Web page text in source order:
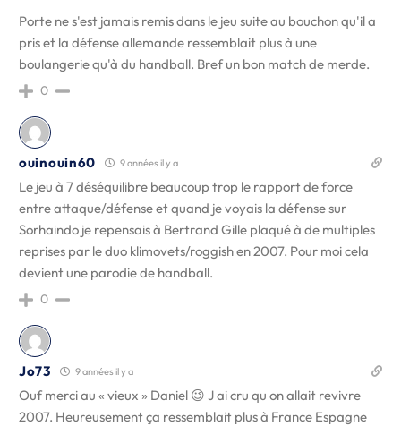
Porte ne s'est jamais remis dans le jeu suite au bouchon qu'il a
pris et la défense allemande ressemblait plus à une
boulangerie qu'à du handball. Bref un bon match de merde.
0
ouinouin60 9 années il y a
Le jeu à 7 déséquilibre beaucoup trop le rapport de force
entre attaque/défense et quand je voyais la défense sur
Sorhaindo je repensais à Bertrand Gille plaqué à de multiples
reprises par le duo klimovets/roggish en 2007. Pour moi cela
devient une parodie de handball.
0
Jo73 9 années il y a
Ouf merci au « vieux » Daniel 😉 J ai cru qu on allait revivre
2007. Heureusement ça ressemblait plus à France Espagne